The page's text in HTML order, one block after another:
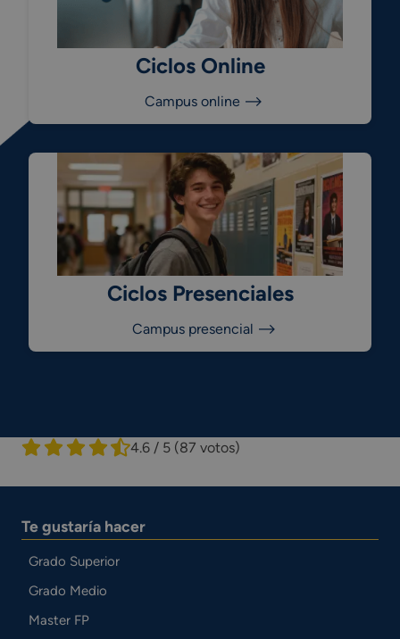
Ciclos Online
Campus online ⟶
Ciclos Presenciales
Campus presencial ⟶
4.6 / 5 (87 votos)
Te gustaría hacer
Grado Superior
Grado Medio
Master FP